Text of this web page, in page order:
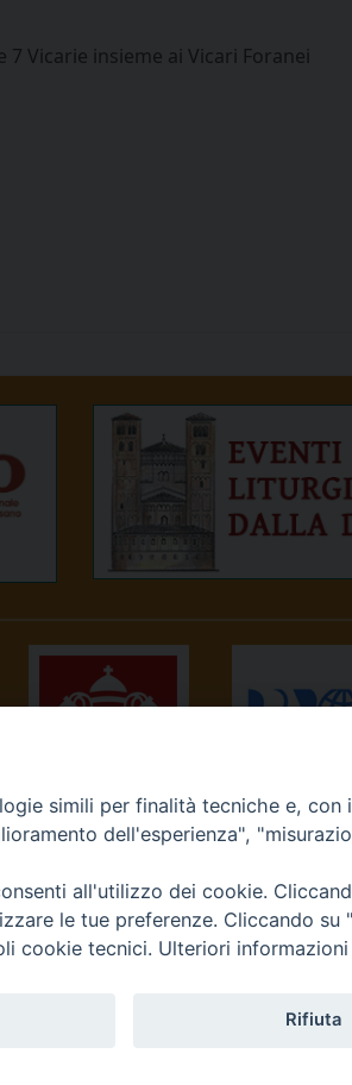
Vicarie insieme ai Vicari Foranei
NEWS.VA RADIO
Castello, 3 10015 Ivrea (To) Tel.
simili per finalità tecniche e,
dell'esperienza",
all'utilizzo dei cookie.
le tue preferenze. Cliccando
cookie tecnici. Ulteriori
Rifiuta